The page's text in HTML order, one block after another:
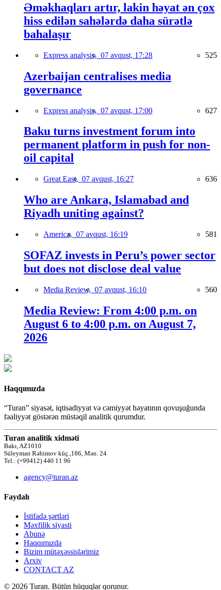
Əməkhaqları artır, lakin həyat ən çox
hiss edilən sahələrdə daha sürətlə
bahalaşır
Express analysis, 07 avqust, 17:28 525
Azerbaijan centralises media
governance
Express analysis, 07 avqust, 17:00 627
Baku turns investment forum into
permanent platform in push for non-
oil capital
Great East, 07 avqust, 16:27 636
Who are Ankara, Islamabad and
Riyadh uniting against?
America, 07 avqust, 16:19 581
SOFAZ invests in Peru’s power sector
but does not disclose deal value
Media Review, 07 avqust, 16:10 560
Media Review: From 4:00 p.m. on
August 6 to 4:00 p.m. on August 7,
2026
Haqqımızda
“Turan” siyasət, iqtisadiyyat və cəmiyyət həyatının qovuşuğunda
fəaliyyət göstərən müstəqil analitik qurumdur.
Turan analitik xidməti
Bakı, AZ1010
Süleyman Rəhimov küç.,186, Mən. 24
Tel.: (+99412) 440 11 96
agency@turan.az
Faydalı
İstifadə şərtləri
Məxfilik siyasti
Abunə
Haqqımızda
Bizim mütəxəssislərimiz
Arxiv
CONTACT AZ
© 2026 Turan. Bütün hüquqlar qorunur.